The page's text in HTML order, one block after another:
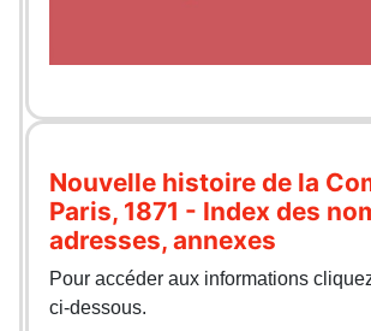
Nouvelle histoire de la
Paris, 1871 - Index des
adresses, annexes
Pour accéder aux informations
ci-dessous.